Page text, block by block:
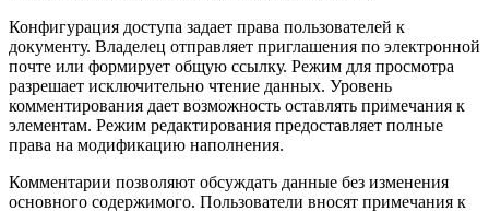
Конфигурация доступа задает права пользователей к
документу. Владелец отправляет приглашения по электронной
почте или формирует общую ссылку. Режим для просмотра
разрешает исключительно чтение данных. Уровень
комментирования дает возможность оставлять примечания к
элементам. Режим редактирования предоставляет полные
права на модификацию наполнения.
Комментарии позволяют обсуждать данные без изменения
основного содержимого. Пользователи вносят примечания к